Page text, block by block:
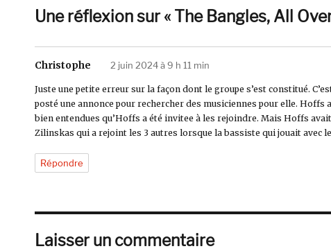
Une réflexion sur « The Bangles, All
Christophe 2 juin 2024 à 9 h 11 min
Juste une petite erreur sur la façon dont le groupe s’est constitué.
posté une annonce pour rechercher des musiciennes pour elle.
bien entendues qu’Hoffs a été invitee à les rejoindre. Mais Hoffs
Zilinskas qui a rejoint les 3 autres lorsque la bassiste qui jouait avec
Répondre
Laisser un commentaire